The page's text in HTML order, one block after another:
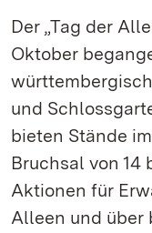
Der „Tag der
Oktober
und
bieten Stände
Bruchsal von 14
Aktionen für
Alleen und über